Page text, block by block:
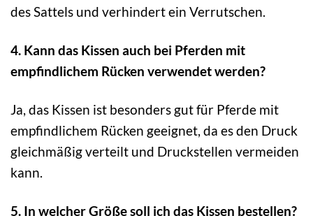
des Sattels und verhindert ein Verrutschen.
4. Kann das Kissen auch bei Pferden mit
empfindlichem Rücken verwendet werden?
Ja, das Kissen ist besonders gut für Pferde mit
empfindlichem Rücken geeignet, da es den Druck
gleichmäßig verteilt und Druckstellen vermeiden
kann.
5. In welcher Größe soll ich das Kissen bestellen?